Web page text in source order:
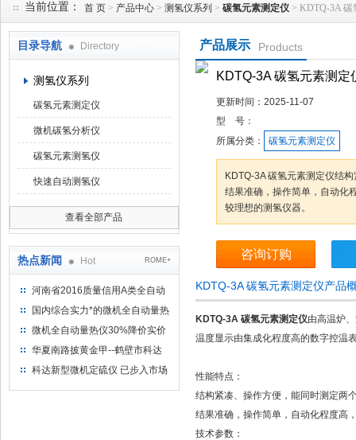
当前位置： 首 页 > 产品中心 > 测氢仪系列 > 碳氢元素测定仪 > KDTQ-3A
目录导航 Directory
测氢仪系列
碳氢元素测定仪
微机碳氢分析仪
碳氢元素测氢仪
快速自动测氢仪
查看全部产品
热点新闻 Hot ROME+
河南省2016质量信用A类全自动
量热仪
国内综合实力*的微机全自动量热
仪制造企业
微机全自动量热仪30%降价实价
出售
华夏南路披黄金甲--鹤壁市科达
仪器仪表有限公司
科达新型微机定硫仪 已步入市场
产品展示 Products
KDTQ-3A 碳氢元素测定
更新时间： 2025-11-07
型 号：
所属分类：
碳氢元素测定仪
KDTQ-3A 碳氢元素测定仪结
结果准确，操作简单，自动化
较理想的测氢仪器。
咨询订购
KDTQ-3A 碳氢元素测定仪产品
KDTQ-3A 碳氢元素测定仪由高温炉
温度显示由集成化程度高的数字控温
性能特点：
结构紧凑、操作方便，能同时测定两
结果准确，操作简单，自动化程度高
技术参数：